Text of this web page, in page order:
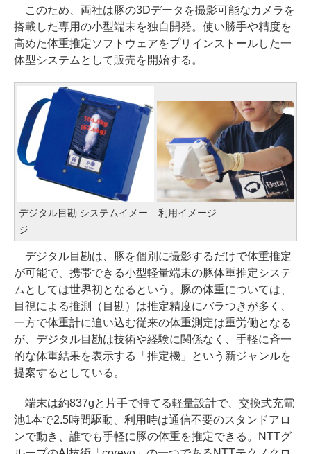
このため、両社は豚の3Dデータを撮影可能なカメラを
搭載した専用の小型端末を独自開発。使い勝手や精度を
高めた体重推定ソフトウェアをプリインストールした一
体型システムとして販売を開始する。
デジタル目勘 システムイメー
ジ
利用イメージ
デジタル目勘は、豚を個別に撮影するだけで体重推定
が可能で、携帯できる小型軽量端末の豚体重推定システ
ムとしては世界初となるという。豚の体重については、
目視による推測（目勘）は推定精度にバラつきが多く、
一方で体重計に追い込む従来の体重測定は重労働となる
が、デジタル目勘は技術や経験に関係なく、手軽に斉一
的な体重結果を表示する「推定機」という新ジャンルを
提案するとしている。
端末は約837gと片手で持てる軽量設計で、交換式充電
池1本で2.5時間駆動、利用時は通信不要のスタンドアロ
ンで動き、誰でも手軽に豚の体重を推定できる。NTTグ